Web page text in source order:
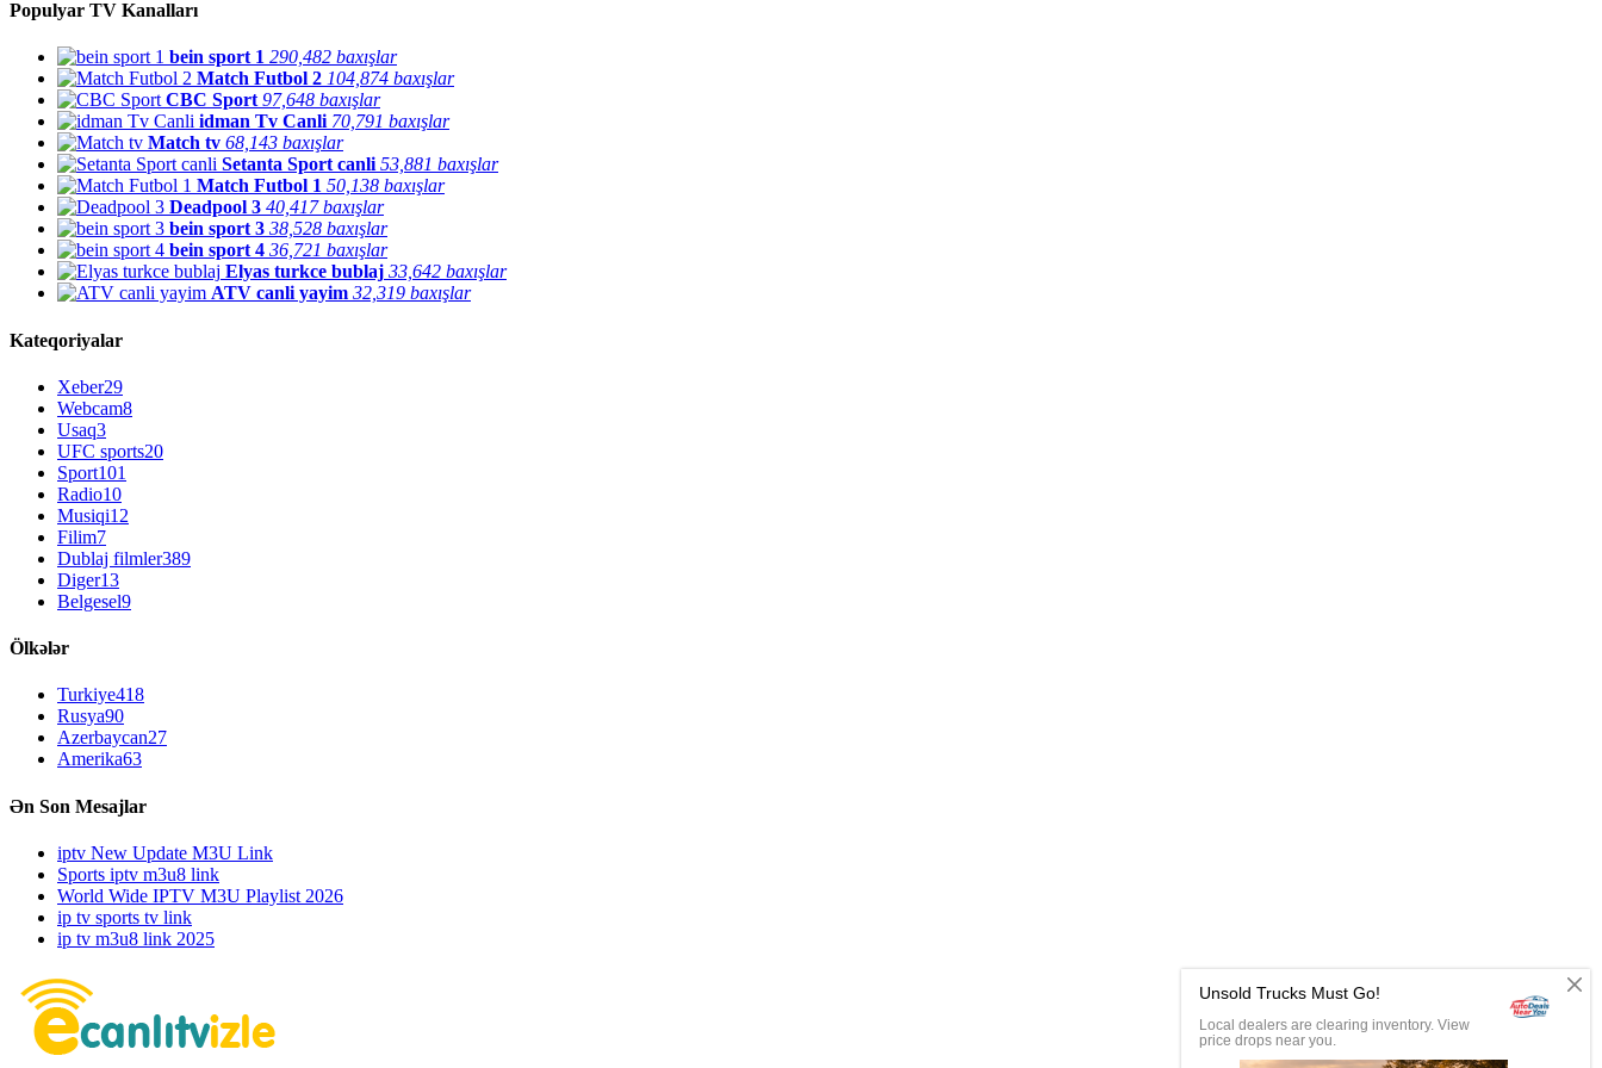
Populyar TV Kanalları
bein sport 1 290,482 baxışlar
Match Futbol 2 104,874 baxışlar
CBC Sport 97,648 baxışlar
idman Tv Canli 70,791 baxışlar
Match tv 68,143 baxışlar
Setanta Sport canli 53,881 baxışlar
Match Futbol 1 50,138 baxışlar
Deadpool 3 40,417 baxışlar
bein sport 3 38,528 baxışlar
bein sport 4 36,721 baxışlar
Elyas turkce bublaj 33,642 baxışlar
ATV canli yayim 32,319 baxışlar
Kateqoriyalar
Xeber29
Webcam8
Usaq3
UFC sports20
Sport101
Radio10
Musiqi12
Filim7
Dublaj filmler389
Diger13
Belgesel9
Ölkələr
Turkiye418
Rusya90
Azerbaycan27
Amerika63
Ən Son Mesajlar
iptv New Update M3U Link
Sports iptv m3u8 link
World Wide IPTV M3U Playlist 2026
ip tv sports tv link
ip tv m3u8 link 2025